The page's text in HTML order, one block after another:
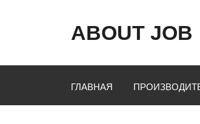
ABOUT JOB
ГЛАВНАЯ